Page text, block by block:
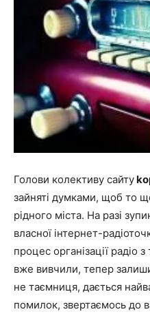
Голови колективу сайту
зайняті думками, щоб то
рідного міста. На разі
власної інтернет-
процес організації радіо
вже вивчили, тепер
не таємниця, дається
помилок, звертаємось до